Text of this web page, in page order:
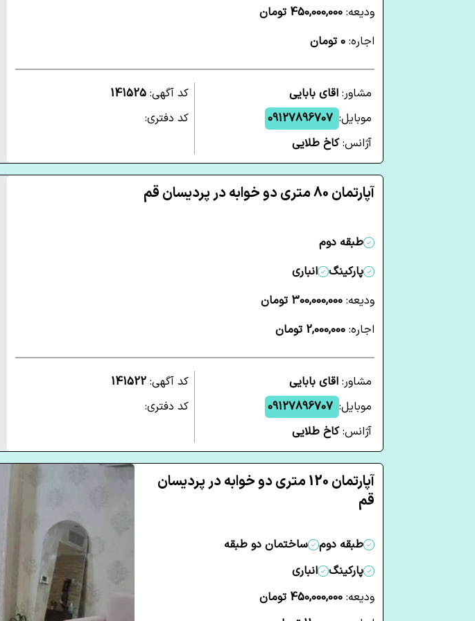
ودیعه: 450,000,000 تومان
اجاره: 0 تومان
مشاور: اقای بابایی
موبایل: 09127896707
آژانس:کاخ طلایی
کد آگهی: 141525
کد دفتری:
آپارتمان 80 متری دو خوابه در پردیسان قم
طبقه دوم
پارکینگ
انباری
ودیعه: 300,000,000 تومان
اجاره: 2,000,000 تومان
مشاور: اقای بابایی
موبایل: 09127896707
آژانس:کاخ طلایی
کد آگهی: 141522
کد دفتری:
آپارتمان 120 متری دو خوابه در پردیسان
قم
طبقه دوم
ساختمان دو طبقه
پارکینگ
انباری
ودیعه: 450,000,000 تومان